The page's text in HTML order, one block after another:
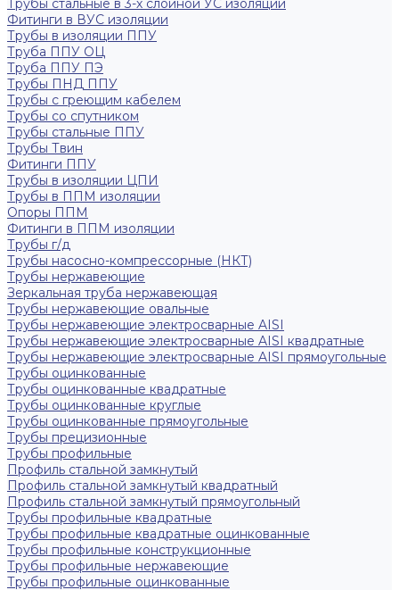
Трубы стальные в 3-х слойной УС изоляции
Фитинги в ВУС изоляции
Трубы в изоляции ППУ
Труба ППУ ОЦ
Труба ППУ ПЭ
Трубы ПНД ППУ
Трубы с греющим кабелем
Трубы со спутником
Трубы стальные ППУ
Трубы Твин
Фитинги ППУ
Трубы в изоляции ЦПИ
Трубы в ППМ изоляции
Опоры ППМ
Фитинги в ППМ изоляции
Трубы г/д
Трубы насосно-компрессорные (НКТ)
Трубы нержавеющие
Зеркальная труба нержавеющая
Трубы нержавеющие овальные
Трубы нержавеющие электросварные AISI
Трубы нержавеющие электросварные AISI квадратные
Трубы нержавеющие электросварные AISI прямоугольные
Трубы оцинкованные
Трубы оцинкованные квадратные
Трубы оцинкованные круглые
Трубы оцинкованные прямоугольные
Трубы прецизионные
Трубы профильные
Профиль стальной замкнутый
Профиль стальной замкнутый квадратный
Профиль стальной замкнутый прямоугольный
Трубы профильные квадратные
Трубы профильные квадратные оцинкованные
Трубы профильные конструкционные
Трубы профильные нержавеющие
Трубы профильные оцинкованные